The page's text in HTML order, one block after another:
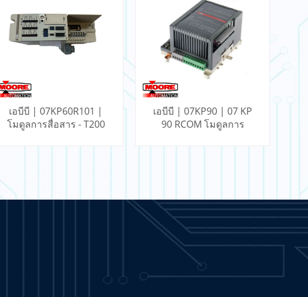
เอบีบี | 07KP60R101 |
โมดูลการสื่อสาร - T200
เอบีบี | 07KP90 | 07 KP
90 RCOM โมดูลการ
เรียนรู้เพิ่มเติม